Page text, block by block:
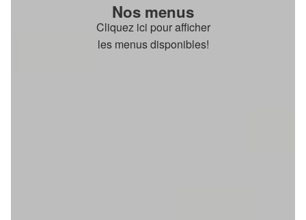
Nos menus
Cliquez ici pour afficher
les menus disponibles!